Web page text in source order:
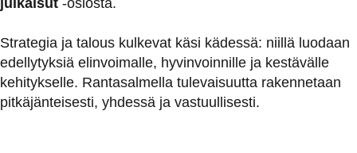
Strategia ja talous kulkevat käsi kädessä: niillä luodaan
edellytyksiä elinvoimalle, hyvinvoinnille ja kestävälle
kehitykselle. Rantasalmella tulevaisuutta rakennetaan
pitkäjänteisesti, yhdessä ja vastuullisesti.